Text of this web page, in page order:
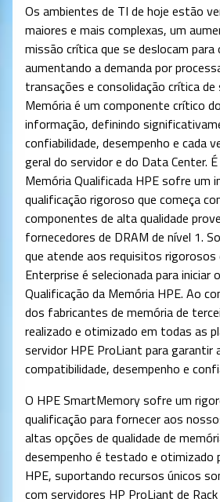
Os ambientes de TI de hoje estão
maiores e mais complexas, um
missão crítica que se deslocam para
aumentando a demanda por
transações e consolidação crítica de
Memória é um componente crítico
informação, definindo
confiabilidade, desempenho e cada
geral do servidor e do Data Center.
Memória Qualificada HPE sofre um
qualificação rigoroso que começa
componentes de alta qualidade
fornecedores de DRAM de nível 1.
que atende aos requisitos
Enterprise é selecionada para iniciar
Qualificação da Memória HPE. Ao
dos fabricantes de memória de
realizado e otimizado em todas as
servidor HPE ProLiant para garantir
compatibilidade, desempenho e
O HPE SmartMemory sofre um
qualificação para fornecer aos
altas opções de qualidade de
desempenho é testado e otimizado
HPE, suportando recursos únicos
com servidores HP ProLiant de